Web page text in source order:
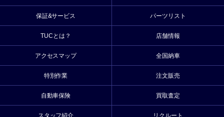
保証&サービス パーツリスト
TUCとは？ 店舗情報
アクセスマップ 全国納車
特別作業 注文販売
自動車保険 買取査定
スタッフ紹介 リクルート